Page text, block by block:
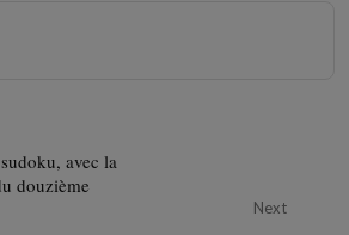
avec la
douzième
Next